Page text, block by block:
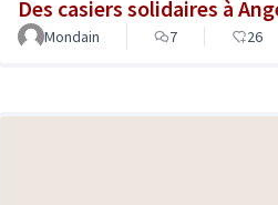
Des casiers solidaires à
Mondain
7 26